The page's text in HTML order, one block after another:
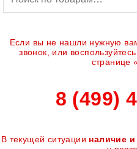
Если вы не нашли нужную
звонок, или
странице
8 (499)
В текущей ситуации наличие и